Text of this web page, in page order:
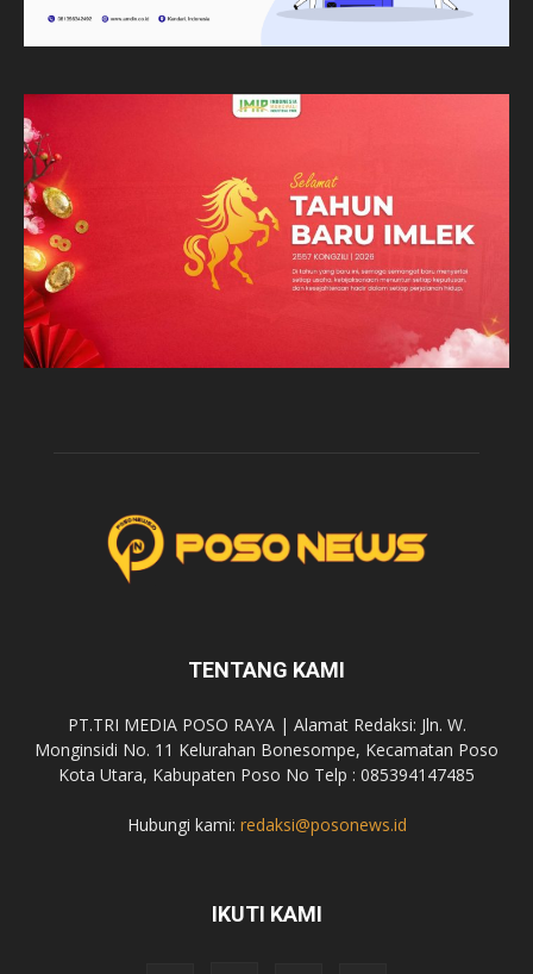
TENTANG KAMI
PT.TRI MEDIA POSO RAYA | Alamat Redaksi: Jln. W.
Monginsidi No. 11 Kelurahan Bonesompe, Kecamatan Poso
Kota Utara, Kabupaten Poso No Telp : 085394147485
Hubungi kami: redaksi@posonews.id
IKUTI KAMI